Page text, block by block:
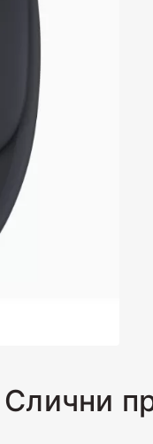
Слични